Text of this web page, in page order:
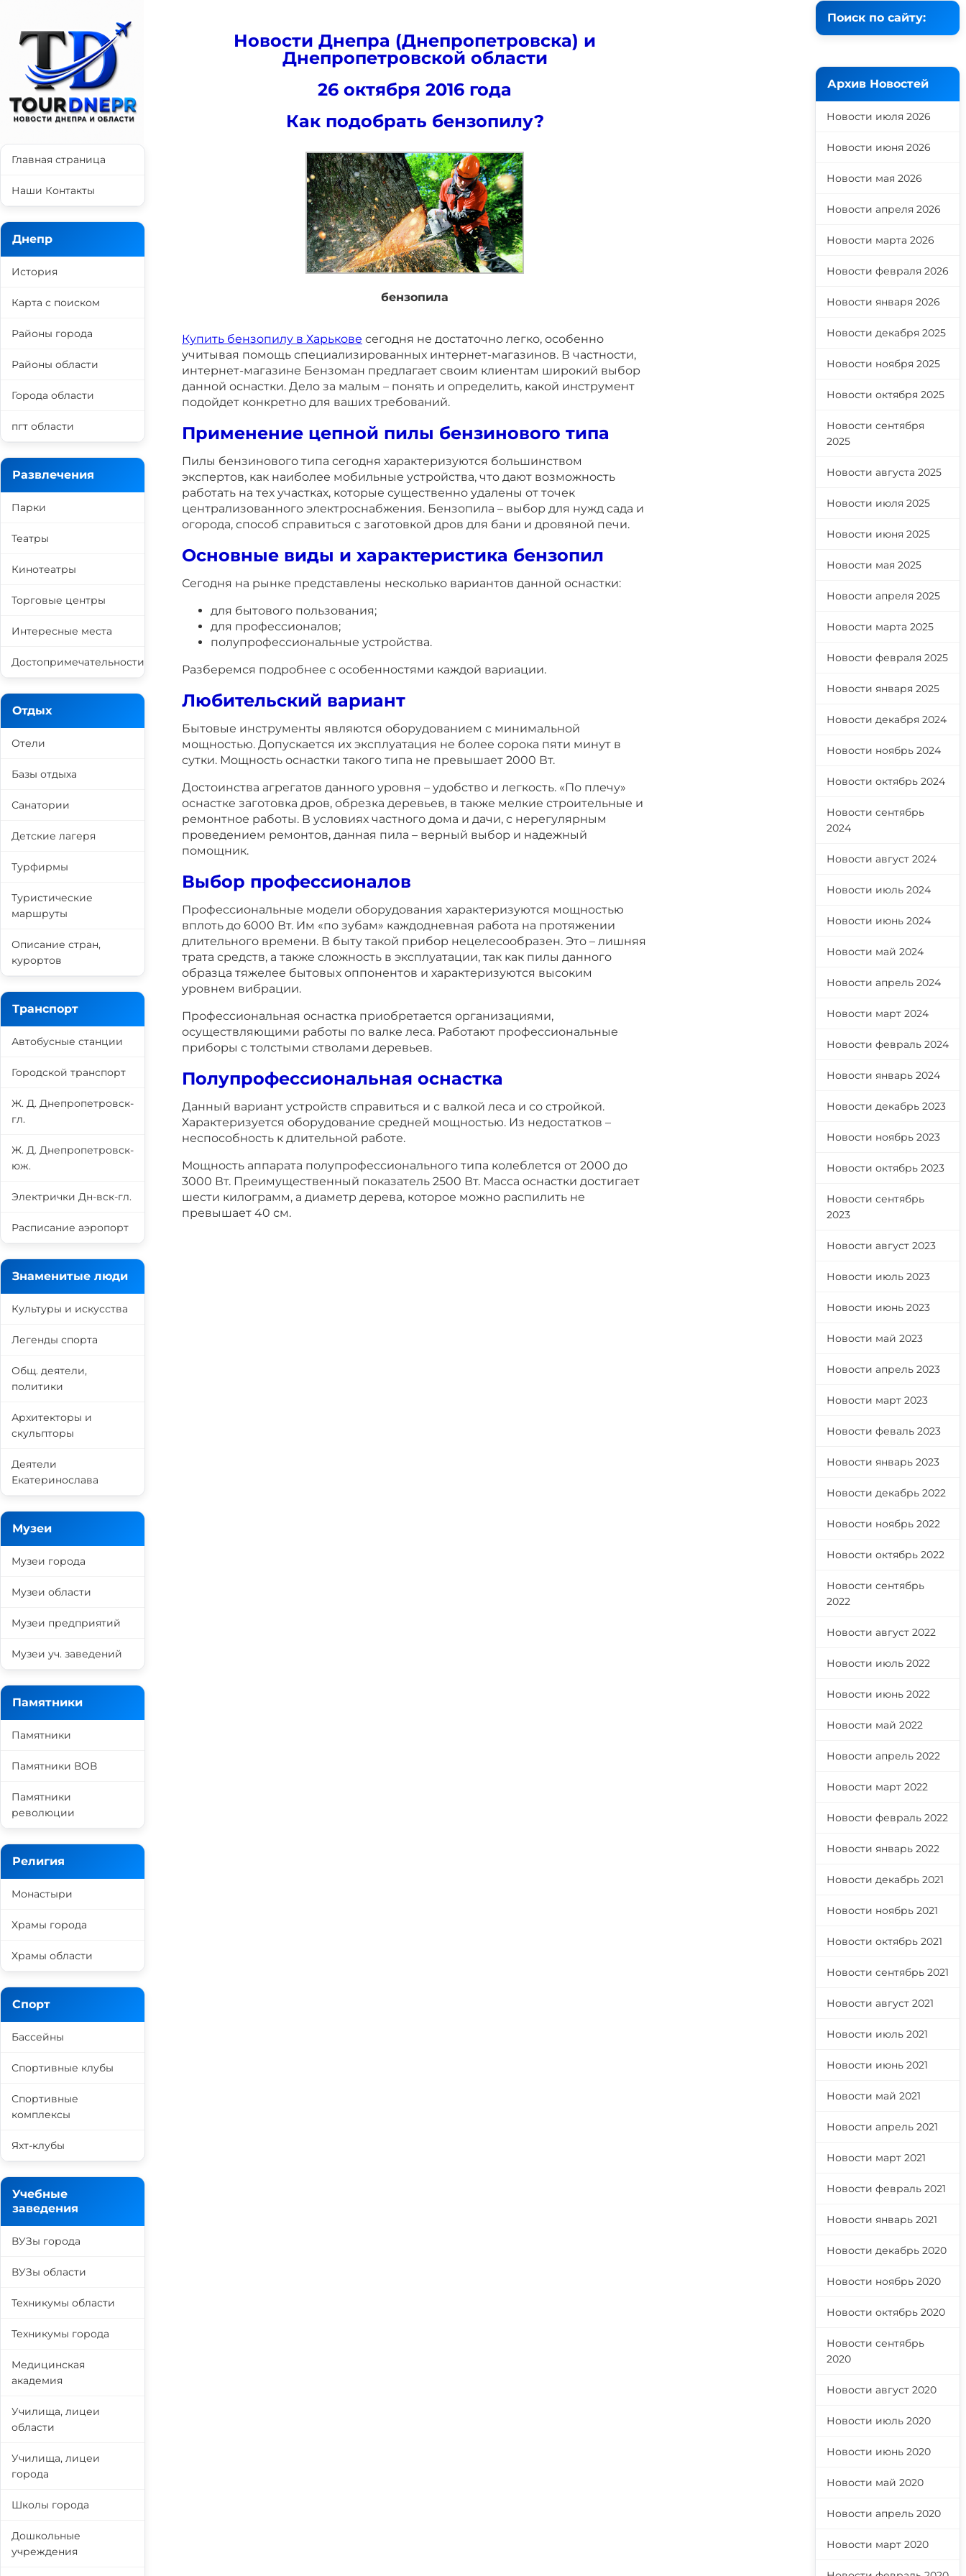
Новости Днепра (Днепропетровска) и
Днепропетровской области
26 октября 2016 года
Как подобрать бензопилу?
бензопила
Купить бензопилу в Харькове сегодня не достаточно легко, особенно
учитывая помощь специализированных интернет-магазинов. В частности,
интернет-магазине Бензоман предлагает своим клиентам широкий выбор
данной оснастки. Дело за малым – понять и определить, какой инструмент
подойдет конкретно для ваших требований.
Применение цепной пилы бензинового типа
Пилы бензинового типа сегодня характеризуются большинством
экспертов, как наиболее мобильные устройства, что дают возможность
работать на тех участках, которые существенно удалены от точек
централизованного электроснабжения. Бензопила – выбор для нужд сада и
огорода, способ справиться с заготовкой дров для бани и дровяной печи.
Основные виды и характеристика бензопил
Сегодня на рынке представлены несколько вариантов данной оснастки:
для бытового пользования;
для профессионалов;
полупрофессиональные устройства.
Разберемся подробнее с особенностями каждой вариации.
Любительский вариант
Бытовые инструменты являются оборудованием с минимальной
мощностью. Допускается их эксплуатация не более сорока пяти минут в
сутки. Мощность оснастки такого типа не превышает 2000 Вт.
Достоинства агрегатов данного уровня – удобство и легкость. «По плечу»
оснастке заготовка дров, обрезка деревьев, в также мелкие строительные и
ремонтное работы. В условиях частного дома и дачи, с нерегулярным
проведением ремонтов, данная пила – верный выбор и надежный
помощник.
Выбор профессионалов
Профессиональные модели оборудования характеризуются мощностью
вплоть до 6000 Вт. Им «по зубам» каждодневная работа на протяжении
длительного времени. В быту такой прибор нецелесообразен. Это – лишняя
трата средств, а также сложность в эксплуатации, так как пилы данного
образца тяжелее бытовых оппонентов и характеризуются высоким
уровнем вибрации.
Профессиональная оснастка приобретается организациями,
осуществляющими работы по валке леса. Работают профессиональные
приборы с толстыми стволами деревьев.
Полупрофессиональная оснастка
Данный вариант устройств справиться и с валкой леса и со стройкой.
Характеризуется оборудование средней мощностью. Из недостатков –
неспособность к длительной работе.
Мощность аппарата полупрофессионального типа колеблется от 2000 до
3000 Вт. Преимущественный показатель 2500 Вт. Масса оснастки достигает
шести килограмм, а диаметр дерева, которое можно распилить не
превышает 40 см.
Главная страница
Наши Контакты
Днепр
История
Карта с поиском
Районы города
Районы области
Города области
пгт области
Развлечения
Парки
Театры
Кинотеатры
Торговые центры
Интересные места
Достопримечательности
Отдых
Отели
Базы отдыха
Санатории
Детские лагеря
Турфирмы
Туристические
маршруты
Описание стран,
курортов
Транспорт
Автобусные станции
Городской транспорт
Ж. Д. Днепропетровск-
гл.
Ж. Д. Днепропетровск-
юж.
Электрички Дн-вск-гл.
Расписание аэропорт
Знаменитые люди
Культуры и искусства
Легенды спорта
Общ. деятели,
политики
Архитекторы и
скульпторы
Деятели
Екатеринослава
Музеи
Музеи города
Музеи области
Музеи предприятий
Музеи уч. заведений
Памятники
Памятники
Памятники ВОВ
Памятники
революции
Религия
Монастыри
Храмы города
Храмы области
Спорт
Бассейны
Спортивные клубы
Спортивные
комплексы
Яхт-клубы
Учебные
заведения
ВУЗы города
ВУЗы области
Техникумы области
Техникумы города
Медицинская
академия
Училища, лицеи
области
Училища, лицеи
города
Школы города
Дошкольные
учреждения
Поиск по сайту:
Архив Новостей
Новости июля 2026
Новости июня 2026
Новости мая 2026
Новости апреля 2026
Новости марта 2026
Новости февраля 2026
Новости января 2026
Новости декабря 2025
Новости ноября 2025
Новости октября 2025
Новости сентября
2025
Новости августа 2025
Новости июля 2025
Новости июня 2025
Новости мая 2025
Новости апреля 2025
Новости марта 2025
Новости февраля 2025
Новости января 2025
Новости декабря 2024
Новости ноябрь 2024
Новости октябрь 2024
Новости сентябрь
2024
Новости август 2024
Новости июль 2024
Новости июнь 2024
Новости май 2024
Новости апрель 2024
Новости март 2024
Новости февраль 2024
Новости январь 2024
Новости декабрь 2023
Новости ноябрь 2023
Новости октябрь 2023
Новости сентябрь
2023
Новости август 2023
Новости июль 2023
Новости июнь 2023
Новости май 2023
Новости апрель 2023
Новости март 2023
Новости феваль 2023
Новости январь 2023
Новости декабрь 2022
Новости ноябрь 2022
Новости октябрь 2022
Новости сентябрь
2022
Новости август 2022
Новости июль 2022
Новости июнь 2022
Новости май 2022
Новости апрель 2022
Новости март 2022
Новости февраль 2022
Новости январь 2022
Новости декабрь 2021
Новости ноябрь 2021
Новости октябрь 2021
Новости сентябрь 2021
Новости август 2021
Новости июль 2021
Новости июнь 2021
Новости май 2021
Новости апрель 2021
Новости март 2021
Новости февраль 2021
Новости январь 2021
Новости декабрь 2020
Новости ноябрь 2020
Новости октябрь 2020
Новости сентябрь
2020
Новости август 2020
Новости июль 2020
Новости июнь 2020
Новости май 2020
Новости апрель 2020
Новости март 2020